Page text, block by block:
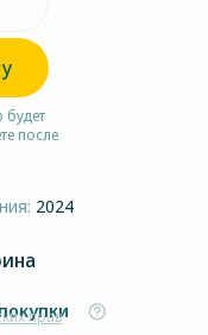
после
2024
прав